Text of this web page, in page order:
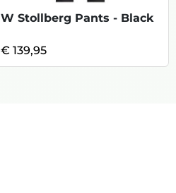
W Stollberg Pants - Black
€ 139,95